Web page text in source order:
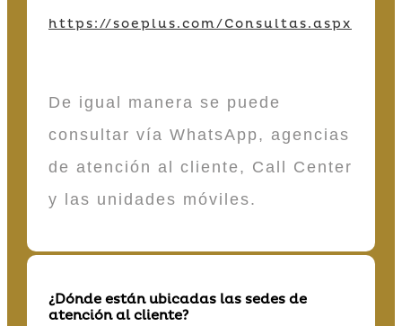
https://soeplus.com/Consultas.aspx
De igual manera se puede
consultar vía WhatsApp, agencias
de atención al cliente, Call Center
y las unidades móviles.
¿Dónde están ubicadas las sedes de
atención al cliente?